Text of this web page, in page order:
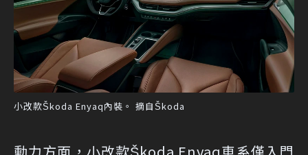
小改款Škoda Enyaq內裝。 摘自Škoda